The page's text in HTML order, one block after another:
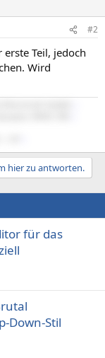
#2
Teil, jedoch
Wird
hier zu antworten.
für das
Down-Stil